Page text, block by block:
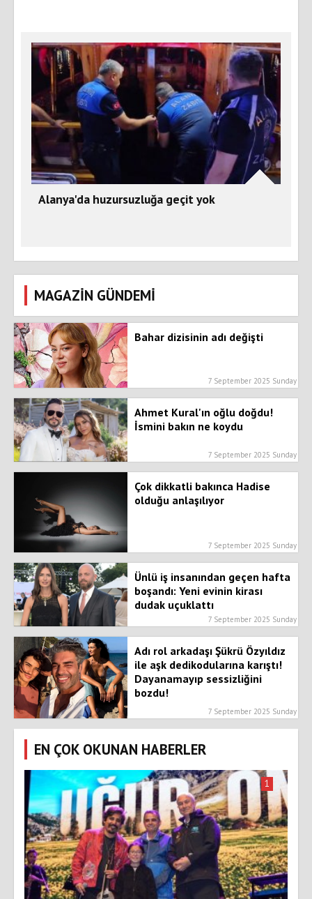
Alanya'da huzursuzluğa geçit yok
MAGAZİN GÜNDEMİ
Bahar dizisinin adı değişti
7 September 2025 Sunday
Ahmet Kural'ın oğlu doğdu!
İsmini bakın ne koydu
7 September 2025 Sunday
Çok dikkatli bakınca Hadise
olduğu anlaşılıyor
7 September 2025 Sunday
Ünlü iş insanından geçen hafta
boşandı: Yeni evinin kirası
dudak uçuklattı
7 September 2025 Sunday
Adı rol arkadaşı Şükrü Özyıldız
ile aşk dedikodularına karıştı!
Dayanamayıp sessizliğini
bozdu!
7 September 2025 Sunday
EN ÇOK OKUNAN HABERLER
1